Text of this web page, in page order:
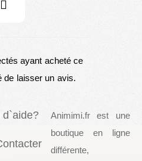
ayant acheté ce
de laisser un avis.
d`aide?
Animimi.fr est une
boutique en ligne
différente,